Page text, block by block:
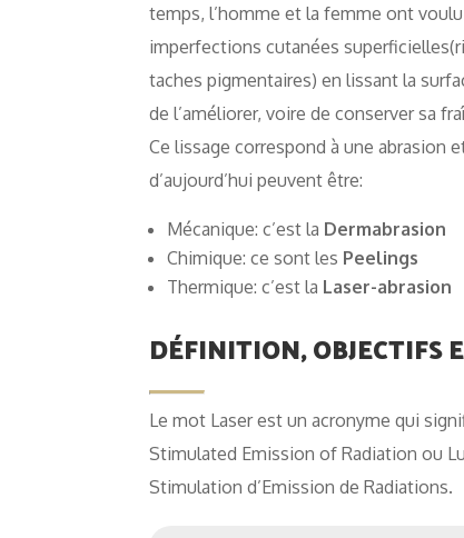
temps, l’homme et la femme ont
imperfections cutanées
taches pigmentaires) en lissant la
de l’améliorer, voire de conserver sa
Ce lissage correspond à une abrasion
d’aujourd’hui peuvent être:
Mécanique: c’est la Dermabrasion
Chimique: ce sont les Peelings
Thermique: c’est la Laser-abrasion
DÉFINITION, OBJECTIFS
Le mot Laser est un acronyme qui
Stimulated Emission of Radiation ou
Stimulation d’Emission de Radiations.